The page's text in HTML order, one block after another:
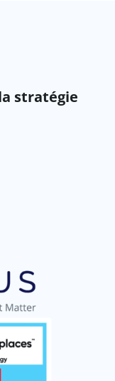
stratégie